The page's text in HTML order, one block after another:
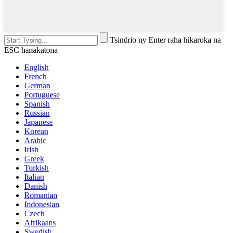
Tsindrio ny Enter raha hikaroka na
ESC hanakatona
English
French
German
Portuguese
Spanish
Russian
Japanese
Korean
Arabic
Irish
Greek
Turkish
Italian
Danish
Romanian
Indonesian
Czech
Afrikaans